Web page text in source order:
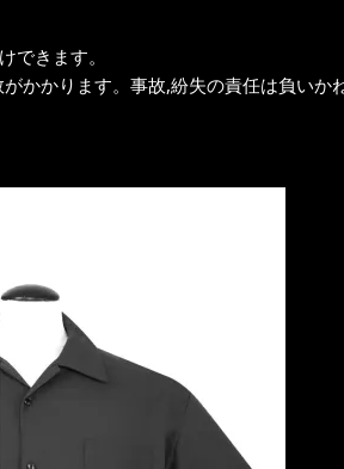
できます。
かかります。事故,紛失の責任は負いか